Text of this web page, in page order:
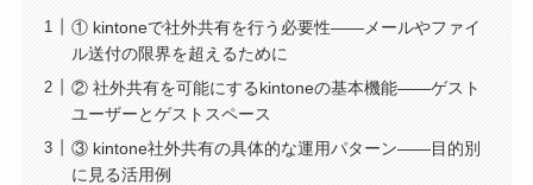
① kintoneで社外共有を行う必要性――メールやファイ
ル送付の限界を超えるために
② 社外共有を可能にするkintoneの基本機能――ゲスト
ユーザーとゲストスペース
③ kintone社外共有の具体的な運用パターン――目的別
に見る活用例